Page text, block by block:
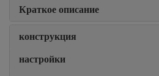
Краткое описание
конструкция
настройки